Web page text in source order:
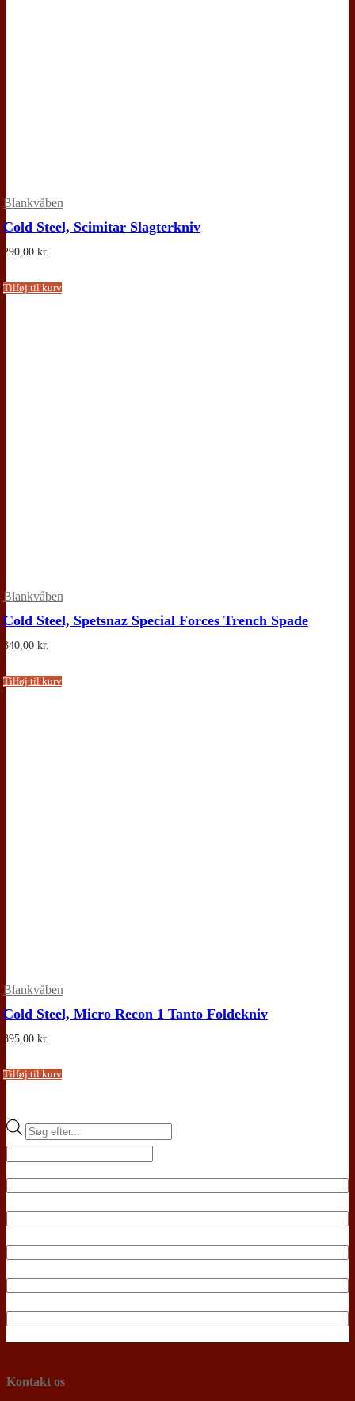
Blankvåben
Cold Steel, Scimitar Slagterkniv
290,00 kr.
Tilføj til kurv
Blankvåben
Cold Steel, Spetsnaz Special Forces Trench Spade
340,00 kr.
Tilføj til kurv
Blankvåben
Cold Steel, Micro Recon 1 Tanto Foldekniv
395,00 kr.
Tilføj til kurv
Products
Kontakt os